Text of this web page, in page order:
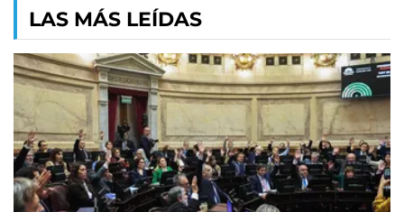
LAS MÁS LEÍDAS